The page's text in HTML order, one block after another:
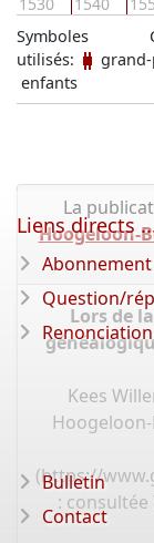
Symboles
utilisés:
enfants
La
Hoogeloon-
Lors de
Kees
(https://
: consultée
Liens directs
Abonnement
Question/
Renonciation
Bulletin
Contact